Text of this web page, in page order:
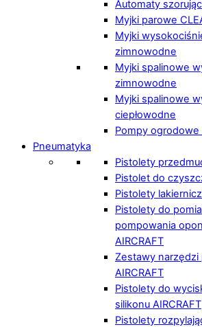
Automaty
Myjki parowe
Myjki
zimnowodne
Myjki spalinowe
zimnowodne
Myjki spalinowe
ciepłowodne
Pompy
Pneumatyka
Pistolety
Pistolet do
Pistolety
Pistolety do
pompowania
AIRCRAFT
Zestawy
AIRCRAFT
Pistolety do
silikonu AIRCRAFT
Pistolety